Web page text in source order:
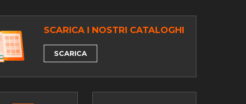
SCARICA I NOSTRI CATALOGHI
SCARICA